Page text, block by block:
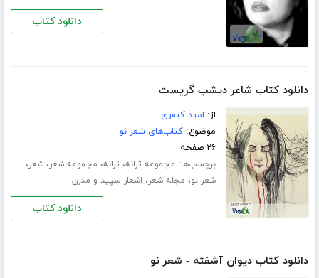
دانلود کتاب
دانلود کتاب شاعر دیشب گریست
از: امید کیفری
موضوع:کتاب‌های شعر نو
۲۶ صفحه
برچسب‌ها: مجموعه ترانه، ترانه، مجموعه شعر،شعر،
شعر نو، مجله شعر، اشعار سپید و مدرن
دانلود کتاب
دانلود کتاب دیوان آشفته - شعر نو